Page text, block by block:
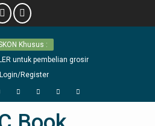
Khusus :
untuk pembelian grosir
Login/Register
WordPress
YouTubeGooglePinterest